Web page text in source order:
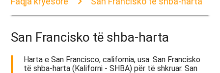
San Francisko të shba-harta
Harta e San Francisco, california, usa. San Francisko
të shba-harta (Kaliforni - SHBA) për të shkruar. San